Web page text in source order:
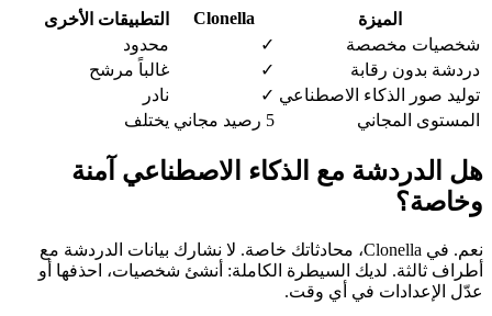
الميزة Clonella
التطبيقات الأخرى
شخصيات مخصصة
✓
محدود
دردشة بدون رقابة
✓
غالباً مرشح
توليد صور الذكاء الاصطناعي ✓
نادر
المستوى المجاني
5 رصيد مجاني يختلف
هل الدردشة مع الذكاء الاصطناعي آمنة
وخاصة؟
نعم. في Clonella، محادثاتك خاصة. لا نشارك بيانات الدردشة مع
أطراف ثالثة. لديك السيطرة الكاملة: أنشئ شخصيات، احذفها أو
عدّل الإعدادات في أي وقت.